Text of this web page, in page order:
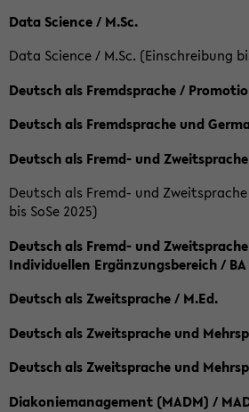
Data Science / M.Sc.
Data Science / M.Sc. (Einschreibung
Deutsch als Fremdsprache /
Deutsch als Fremdsprache und
Deutsch als Fremd- und
Deutsch als Fremd- und
bis SoSe 2025)
Deutsch als Fremd- und
Individuellen Ergänzungsbereich /
Deutsch als Zweitsprache / M.Ed.
Deutsch als Zweitsprache und
Deutsch als Zweitsprache und
Diakoniemanagement (MADM) /